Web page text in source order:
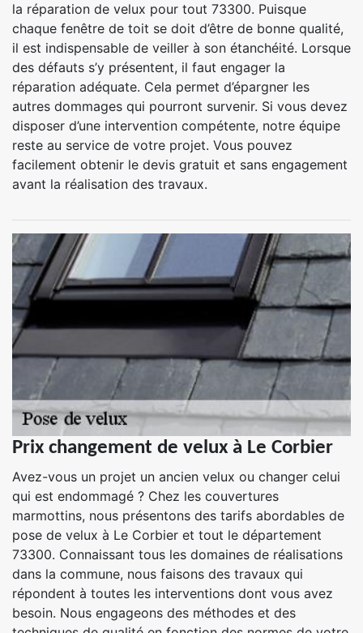
la réparation de velux pour tout 73300. Puisque
chaque fenêtre de toit se doit d’être de bonne qualité,
il est indispensable de veiller à son étanchéité. Lorsque
des défauts s’y présentent, il faut engager la
réparation adéquate. Cela permet d’épargner les
autres dommages qui pourront survenir. Si vous devez
disposer d’une intervention compétente, notre équipe
reste au service de votre projet. Vous pouvez
facilement obtenir le devis gratuit et sans engagement
avant la réalisation des travaux.
Prix changement de velux à Le Corbier
Avez-vous un projet un ancien velux ou changer celui
qui est endommagé ? Chez les couvertures
marmottins, nous présentons des tarifs abordables de
pose de velux à Le Corbier et tout le département
73300. Connaissant tous les domaines de réalisations
dans la commune, nous faisons des travaux qui
répondent à toutes les interventions dont vous avez
besoin. Nous engageons des méthodes et des